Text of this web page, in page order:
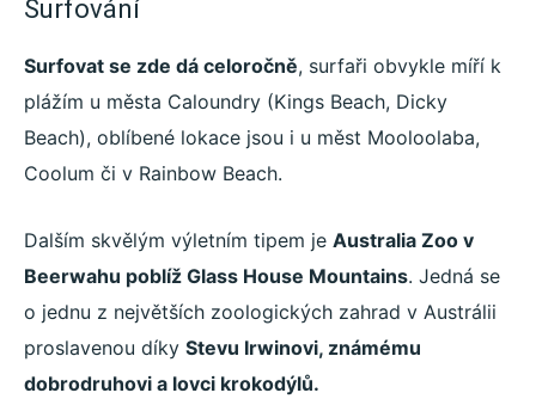
Surfování
Surfovat se zde dá celoročně, surfaři obvykle míří k
plážím u města Caloundry (Kings Beach, Dicky
Beach), oblíbené lokace jsou i u měst Mooloolaba,
Coolum či v Rainbow Beach.
Dalším skvělým výletním tipem je Australia Zoo v
Beerwahu poblíž Glass House Mountains. Jedná se
o jednu z největších zoologických zahrad v Austrálii
proslavenou díky Stevu Irwinovi, známému
dobrodruhovi a lovci krokodýlů.